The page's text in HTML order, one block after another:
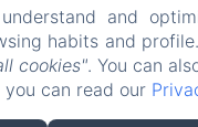
and
habits and
cookies". You can
can read our